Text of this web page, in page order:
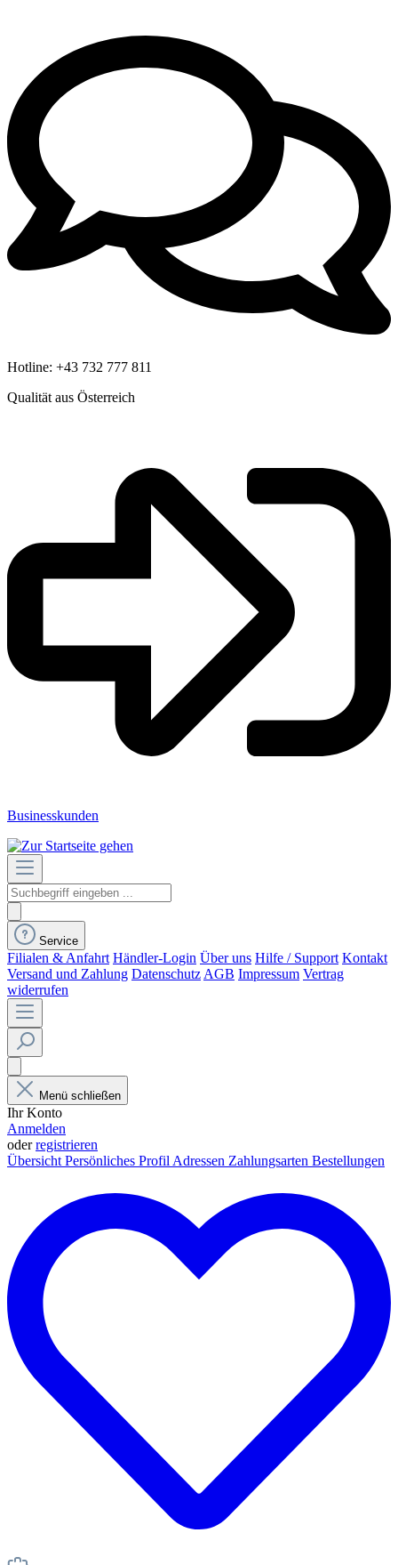
Hotline: +43 732 777 811
Qualität aus Österreich
Businesskunden
Service
Filialen & Anfahrt Händler-Login Über uns Hilfe / Support Kontakt
Versand und Zahlung Datenschutz AGB Impressum Vertrag
widerrufen
Menü schließen
Ihr Konto
Anmelden
oderregistrieren
Übersicht Persönliches Profil Adressen Zahlungsarten Bestellungen